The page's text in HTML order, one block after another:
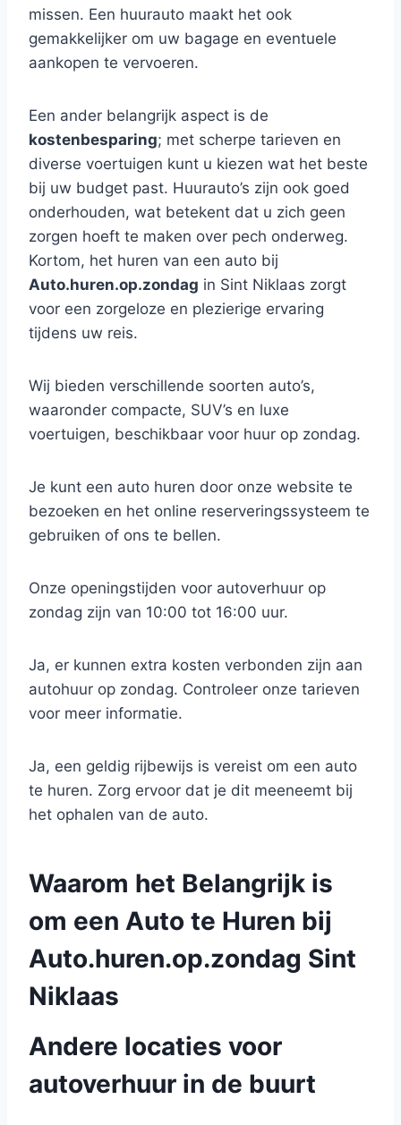
missen. Een huurauto maakt het ook
gemakkelijker om uw bagage en eventuele
aankopen te vervoeren.
Een ander belangrijk aspect is de
kostenbesparing; met scherpe tarieven en
diverse voertuigen kunt u kiezen wat het beste
bij uw budget past. Huurauto’s zijn ook goed
onderhouden, wat betekent dat u zich geen
zorgen hoeft te maken over pech onderweg.
Kortom, het huren van een auto bij
Auto.huren.op.zondag in Sint Niklaas zorgt
voor een zorgeloze en plezierige ervaring
tijdens uw reis.
Wij bieden verschillende soorten auto’s,
waaronder compacte, SUV’s en luxe
voertuigen, beschikbaar voor huur op zondag.
Je kunt een auto huren door onze website te
bezoeken en het online reserveringssysteem te
gebruiken of ons te bellen.
Onze openingstijden voor autoverhuur op
zondag zijn van 10:00 tot 16:00 uur.
Ja, er kunnen extra kosten verbonden zijn aan
autohuur op zondag. Controleer onze tarieven
voor meer informatie.
Ja, een geldig rijbewijs is vereist om een auto
te huren. Zorg ervoor dat je dit meeneemt bij
het ophalen van de auto.
Waarom het Belangrijk is
om een Auto te Huren bij
Auto.huren.op.zondag Sint
Niklaas
Andere locaties voor
autoverhuur in de buurt